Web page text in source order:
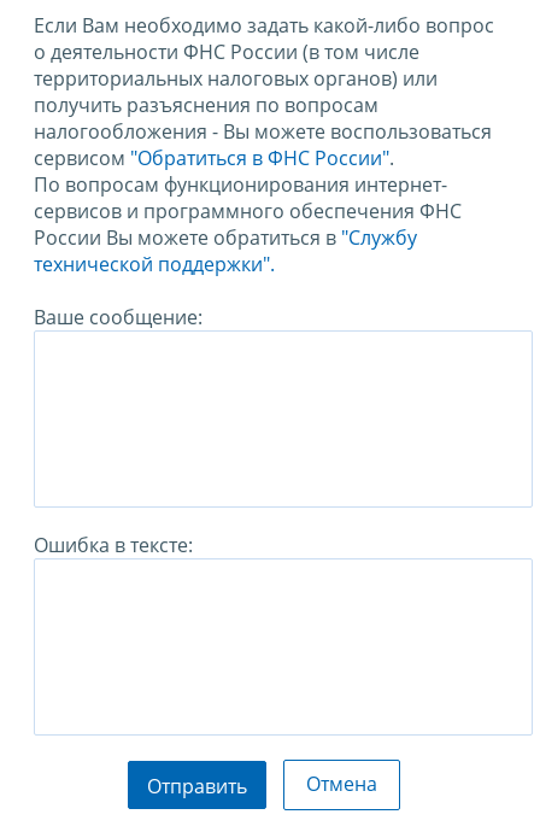
Если Вам необходимо задать какой-либо вопрос
о деятельности ФНС России (в том числе
территориальных налоговых органов) или
получить разъяснения по вопросам
налогообложения - Вы можете воспользоваться
сервисом "Обратиться в ФНС России".
По вопросам функционирования интернет-
сервисов и программного обеспечения ФНС
России Вы можете обратиться в "Службу
технической поддержки".
Ваше сообщение:
Ошибка в тексте:
Отправить Отмена